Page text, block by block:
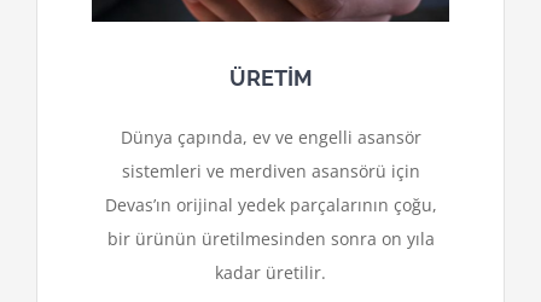
ÜRETİM
Dünya çapında, ev ve engelli asansör
sistemleri ve merdiven asansörü için
Devas’ın orijinal yedek parçalarının çoğu,
bir ürünün üretilmesinden sonra on yıla
kadar üretilir.